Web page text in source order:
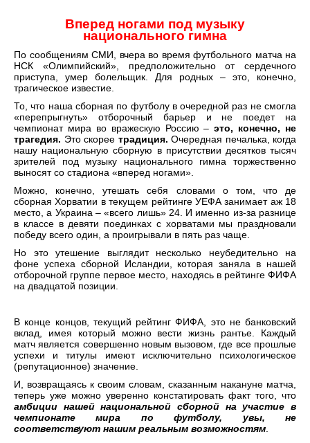
Вперед ногами под музыку
национального гимна
По сообщениям СМИ, вчера во время футбольного матча на
НСК «Олимпийский», предположительно от сердечного
приступа, умер болельщик. Для родных – это, конечно,
трагическое известие.
То, что наша сборная по футболу в очередной раз не смогла
«перепрыгнуть» отборочный барьер и не поедет на
чемпионат мира во вражескую Россию –это, конечно, не
трагедия. Это скорее традиция. Очередная печалька, когда
нашу национальную сборную в присутствии десятков тысяч
зрителей под музыку национального гимна торжественно
выносят со стадиона «вперед ногами».
Можно, конечно, утешать себя словами о том, что де
сборная Хорватии в текущем рейтинге УЕФА занимает аж 18
место, а Украина – «всего лишь» 24. И именно из-за разнице
в классе в девяти поединках с хорватами мы праздновали
победу всего один, а проигрывали в пять раз чаще.
Но это утешение выглядит несколько неубедительно на
фоне успеха сборной Исландии, которая заняла в нашей
отборочной группе первое место, находясь в рейтинге ФИФА
на двадцатой позиции.
В конце концов, текущий рейтинг ФИФА, это не банковский
вклад, имея который можно вести жизнь рантье. Каждый
матч является совершенно новым вызовом, где все прошлые
успехи и титулы имеют исключительно психологическое
(репутационное) значение.
И, возвращаясь к своим словам, сказанным накануне матча,
теперь уже можно уверенно констатировать факт того, что
амбиции нашей национальной сборной на участие в
чемпионате мира по футболу, увы, не
соответствуют нашим реальным возможностям.